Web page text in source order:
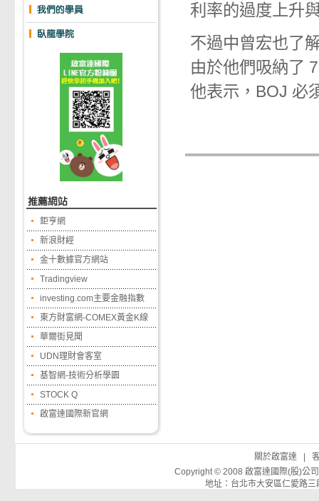
鉅亨網
新浪財經
金十數據官方網站
Tradingview
investing.com主要金融指數
東方財富網-COMEX黃金K線
華爾街見聞
UDN理財會客室
基智網-技術分析學園
STOCK Q
啟富達國際新官網
利率的過度上升
不過中曾宏也了
由於他們吸納了
他表示，BOJ 必
關於啟富達
Copyright © 2008 啟富達國際(股)公
地址：台北市大安區仁愛路